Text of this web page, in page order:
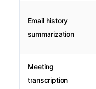
Email history
summarization
Meeting
transcription